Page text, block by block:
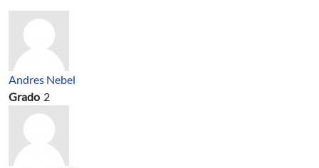
Andres Nebel
Grado 2